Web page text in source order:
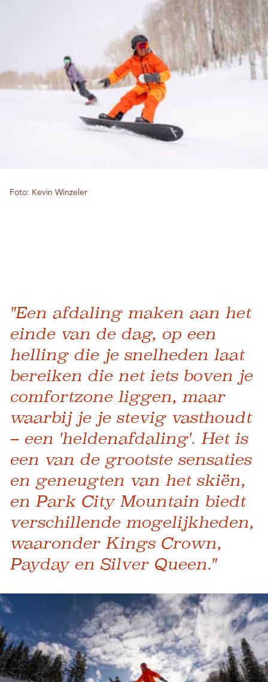
Foto: Kevin Winzeler
"Een afdaling maken aan het
einde van de dag, op een
helling die je snelheden laat
bereiken die net iets boven je
comfortzone liggen, maar
waarbij je je stevig vasthoudt
– een 'heldenafdaling'. Het is
een van de grootste sensaties
en geneugten van het skiën,
en Park City Mountain biedt
verschillende mogelijkheden,
waaronder Kings Crown,
Payday en Silver Queen."